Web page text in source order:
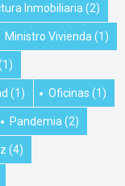
Inmobiliaria (2)
Ministro Vivienda (1)
(1) Oficinas (1)
Pandemia (2)
(4)